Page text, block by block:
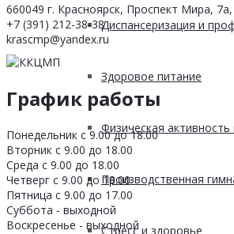
Диспансеризация и
Здоровое питание
Физическая
Производственная
Стресс и здоровье
660049 г. Красноярск, Проспект Мира,
+7 (391) 212-38-38
krascmp@yandex.ru
График работы
Понедельник с 9.00 до 18.00
Вторник с 9.00 до 18.00
Среда с 9.00 до 18.00
Четверг с 9.00 до 18.00
Пятница с 9.00 до 17.00
Суббота - выходной
Воскресенье - выходной